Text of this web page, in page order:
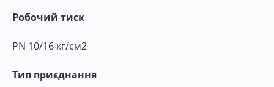
Робочий тиск
PN 10/16 кг/см2
Тип приєднання